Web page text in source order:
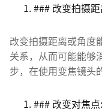
### 改变拍摄距
改变拍摄距离或角度
关系，从而可能能够
步，在使用变焦镜头
### 改变对焦点: